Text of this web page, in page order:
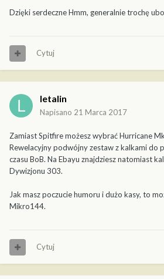
Dzięki serdeczne Hmm, generalnie trochę
Cytuj
letalin
Napisano 21 Marca 2017
Zamiast Spitfire możesz wybrać Hurricane
Rewelacyjny podwójny zestaw z kalkami do
czasu BoB. Na Ebayu znajdziesz natomiast
Dywizjonu 303.
Jak masz poczucie humoru i dużo kasy, to
Mikro144.
Cytuj